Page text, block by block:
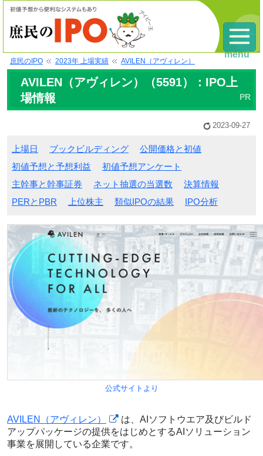
庶民のIPO 2023年 上場実績 AVILEN（アヴィレン）
AVILEN（アヴィレン）（5591）：IPO上
場情報
2023-09-27
上場日 ブックビルディング
公開価格と初値
初値予想と予想利益
初値予想アンケート
主幹事と幹事証券
ネット抽選の当選数
決算情報
PERとPBR
上位株主 類似IPOの結果 IPO分析
公式サイトより
AVILEN（アヴィレン）
は、AIソフトウエア及びビルド
アップパッケージの提供をはじめとするAIソリューション
事業を展開している企業です。
menu